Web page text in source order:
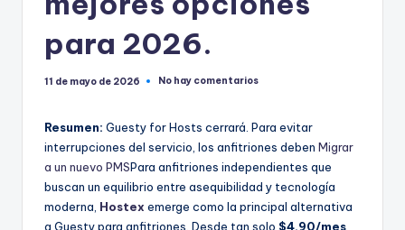
para 2026.
11 de mayo de 2026 No hay comentarios
Resumen: Guesty for Hosts cerrará. Para evitar
interrupciones del servicio, los anfitriones deben Migrar
a un nuevo PMSPara anfitriones independientes que
buscan un equilibrio entre asequibilidad y tecnología
moderna, Hostex emerge como la principal alternativa
a Guesty para anfitriones. Desde tan solo $4.90/mes